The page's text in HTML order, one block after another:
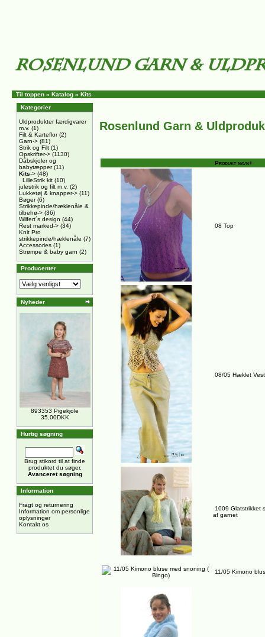
Til toppen » Katalog » Kits
Kategorier
Uldprodukter færdigvarer
m.v. (1)
Filt & Karteflor(2)
Garn-> (81)
Strik og Filt (1)
Opskrifter-> (1130)
Dåbskjoler og
babytæpper(11)
Kits-> (48)
LilleStrik kit (10)
julestrik og filt m.v. (2)
Lukketøj & knapper-> (11)
Bøger(6)
Strikkepinde/hæklenåle &
tilbehø-> (36)
Wilfert´s design (44)
Rest marked-> (34)
Knit Pro
strikkepinde/hæklenåle (7)
Accessories (1)
Strømpe & baby garn (2)
Producenter
Nyheder
893353 Pigekjole
35,00DKK
Hurtig søgning
Brug stikord til at finde
produktet du søger.
Avanceret søgning
Information
Fragt og returnering
Information om personlige
oplysninger
Kontakt os
Rosenlund Garn &
Produkt navn+
08 Top
08/05 Hæklet
1009 Glatstrikket
af garnet
11/05 Kimono